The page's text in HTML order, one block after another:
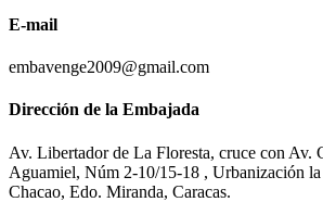
E-mail
embavenge2009@gmail.com
Dirección de la Embajada
Av. Libertador de La Floresta, cruce con Av.
Aguamiel, Núm 2-10/15-18 , Urbanización
Chacao, Edo. Miranda, Caracas.